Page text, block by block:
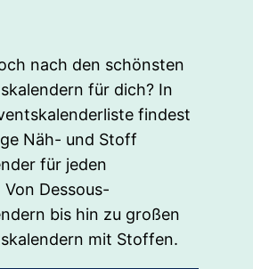
nach den schönsten
für dich? In
findest
Näh- und Stoff
für jeden
Dessous-
bis hin zu großen
mit Stoffen.